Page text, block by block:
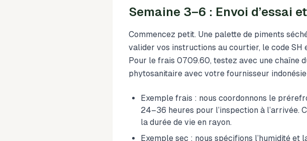
Semaine 3–6 : Envoi d’essai
Commencez petit. Une palette de piments
valider vos instructions au courtier, le code SH
Pour le frais 0709.60, testez avec une chaîne
phytosanitaire avec votre fournisseur
Exemple frais : nous coordonnons le
24–36 heures pour l’inspection à
la durée de vie en rayon.
Exemple sec : nous spécifions l’humidité